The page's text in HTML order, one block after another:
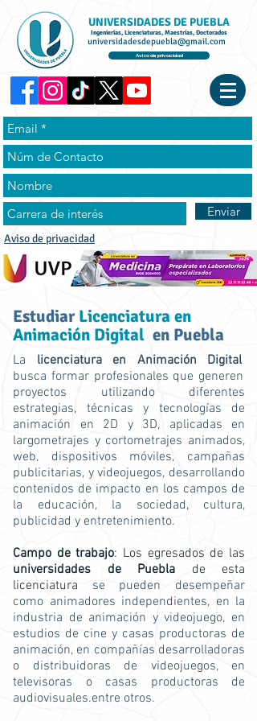
UNIVERSIDADES DE PUEBLA
Ingenierías, Licenciaturas, Maestrías, Doctorados
universidadesdepuebla@gmail.com
Aviso de privacidad
Enviar
Aviso de privacidad
EstudiarLicenciatura en
Animación Digital en Puebla
La licenciatura en Animación Digital
busca formar profesionales que generen
proyectos utilizando diferentes
estrategias, técnicas y tecnologías de
animación en 2D y 3D, aplicadas en
largometrajes y cortometrajes animados,
web, dispositivos móviles, campañas
publicitarias, y videojuegos, desarrollando
contenidos de impacto en los campos de
la educación, la sociedad, cultura,
publicidad y entretenimiento.
Campo de trabajo: Los egresados de las
universidades de Puebla de esta
licenciatura se pueden desempeñar
como animadores independientes, en la
industria de animación y videojuego, en
estudios de cine y casas productoras de
animación, en compañías desarrolladoras
o distribuidoras de videojuegos, en
televisoras o casas productoras de
audiovisuales.entre otros.